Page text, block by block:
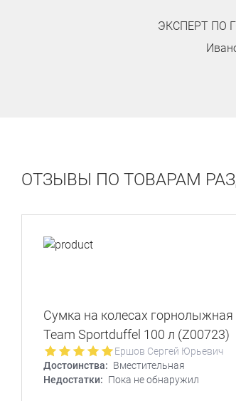
ЭКСПЕРТ ПО ГОРНЫМ
Иванов Иван
ОТЗЫВЫ ПО ТОВАРАМ
Сумка на колесах горнолыжная
Team Sportduffel 100 л (Z00723)
Ершов Сергей Юрьевич
Достоинства: Вместительная
Недостатки: Пока не обнаружил